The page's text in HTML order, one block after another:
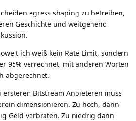
egress shaping zu betreiben,
Geschichte und weitgehend
ich weiß kein Rate Limit, sondern
95% verrechnet, mit anderen Worten
abgerechnet.
ersteren Bitstream Anbieteren muss
dimensionieren. Zu hoch, dann
Geld verbraten. Zu niedrig dann